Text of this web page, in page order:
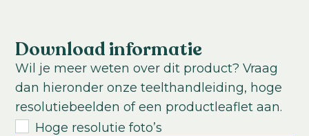
USDA Hardiness zone:
0-12
Gemiddeld aantal zaden per kilo:
1600
Download informatie
Wil je meer weten over dit product? Vraag
dan hieronder onze teelthandleiding, hoge
resolutiebeelden of een productleaflet aan.
Hoge resolutie foto’s